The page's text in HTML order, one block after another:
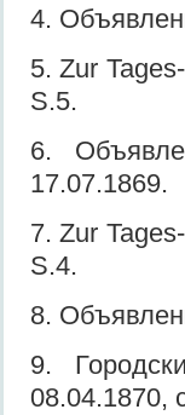
4.
5. Zur
S.5.
6.
17.07.1869.
7. Zur
S.4.
8.
9.
08.04.1870,